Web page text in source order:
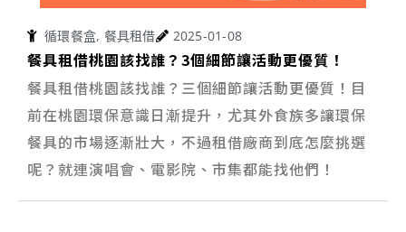
循環餐盒, 餐具租借 2025-01-08
餐具租借桃園該找誰？3個細節讓活動更優質！
餐具租借桃園該找誰？三個細節讓活動更優質！目
前在桃園環保意識日漸提升，尤其外食族多讓環保
餐具的市場逐漸壯大，不過租借廠商到底怎麼挑選
呢？就連演唱會、電影院、市集都能找他們！